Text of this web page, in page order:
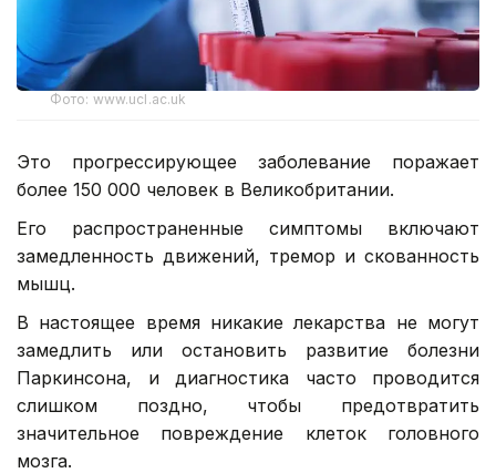
Фото: www.ucl.ac.uk
Это прогрессирующее заболевание поражает
более 150 000 человек в Великобритании.
Его распространенные симптомы включают
замедленность движений, тремор и скованность
мышц.
В настоящее время никакие лекарства не могут
замедлить или остановить развитие болезни
Паркинсона, и диагностика часто проводится
слишком поздно, чтобы предотвратить
значительное повреждение клеток головного
мозга.